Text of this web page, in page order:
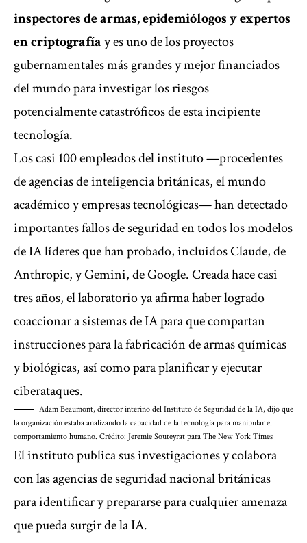
inspectores de armas, epidemiólogos y expertos
en criptografíay es uno de los proyectos
gubernamentales más grandes y mejor financiados
del mundo para investigar los riesgos
potencialmente catastróficos de esta incipiente
tecnología.
Los casi 100 empleados del instituto —procedentes
de agencias de inteligencia británicas, el mundo
académico y empresas tecnológicas— han detectado
importantes fallos de seguridad en todos los modelos
de IA líderes que han probado, incluidos Claude, de
Anthropic, y Gemini, de Google. Creada hace casi
tres años, el laboratorio ya afirma haber logrado
coaccionar a sistemas de IA para que compartan
instrucciones para la fabricación de armas químicas
y biológicas, así como para planificar y ejecutar
ciberataques.
Adam Beaumont, director interino del Instituto de Seguridad de la IA, dijo que
la organización estaba analizando la capacidad de la tecnología para manipular el
comportamiento humano. Crédito: Jeremie Souteyrat para The New York Times
El instituto publica sus investigaciones y colabora
con las agencias de seguridad nacional británicas
para identificar y prepararse para cualquier amenaza
que pueda surgir de la IA.